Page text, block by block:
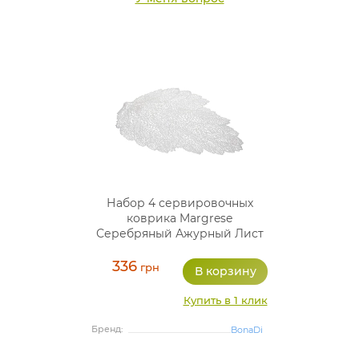
Набор 4 сервировочных
коврика Margrese
Серебряный Ажурный Лист
(подтарельники)
336грн
Купить в 1 клик
Бренд:
BonaDi